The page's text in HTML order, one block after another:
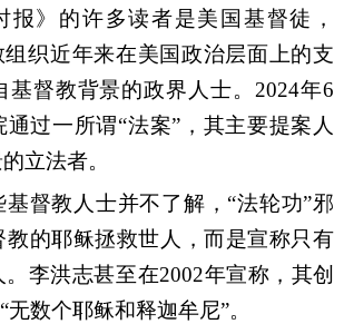
报》的许多读者是美国 基督徒，
组织近年来在美国政治层面上的支
基督教背景的政界人士。2024年6
通过一所谓“法案” ， 其主要提案人
立法者。
基督教人士并不了解， “法轮功”邪
教的耶稣拯救世人 ，而是宣称只有
李洪志甚至在2002年宣称，其创
“无数个耶稣和释迦牟尼”。